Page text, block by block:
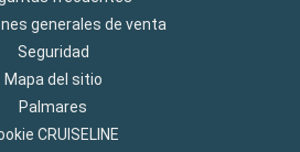
generales de venta
Seguridad
Mapa del sitio
Palmares
CRUISELINE